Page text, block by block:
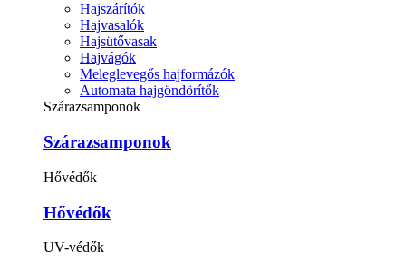
Hajszárítók
Hajvasalók
Hajsütővasak
Hajvágók
Meleglevegős hajformázók
Automata hajgöndörítők
Szárazsamponok
Szárazsamponok
Hővédők
Hővédők
UV-védők